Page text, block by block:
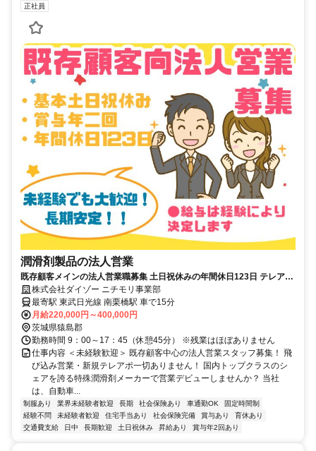
正社員
潤滑剤製品の法人営業
既存顧客メインの法人営業職募集 土日祝休みの年間休日123日 テレアポ
や飛び込みは一切ありません
株式会社ダイゾー ニチモリ事業部
最寄駅 東武日光線 南栗橋駅 車で15分
月給220,000円～400,000円
茨城県猿島郡
勤務時間 9：00～17：45（休憩45分） ※残業はほぼありません
仕事内容 ＜未経験歓迎＞ 既存顧客中心の法人営業スタッフ募集！ 飛
び込み営業・新規テレアポ一切ありません！ 国内トップクラスのシ
ェアを誇る特殊潤滑剤メーカーで営業デビューしませんか？ 当社
は、自動車...
制服あり 業界未経験者歓迎 長期 社会保険あり 車通勤OK
固定時間制
経験不問
未経験者歓迎 住宅手当あり 社会保険完備 賞与あり
育休あり
交通費支給
日中 長期歓迎 土日祝休み 昇給あり 賞与年2回あり